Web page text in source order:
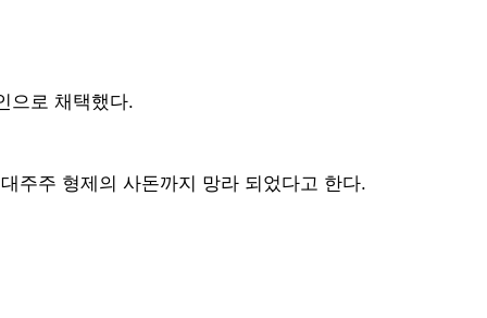
으로 채택했다.
주주 형제의 사돈까지 망라 되었다고 한다.